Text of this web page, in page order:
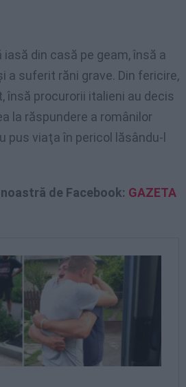
din casă pe geam, însă a
a suferit răni grave. Din fericire,
însă procurorii italieni au decis
la răspundere a românilor
pus viaţa în pericol lăsându-l
de Facebook: GAZETA